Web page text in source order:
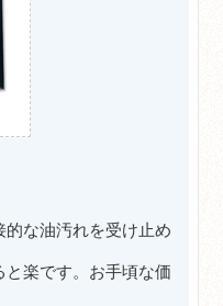
な油汚れを受け止め
楽です。お手頃な価